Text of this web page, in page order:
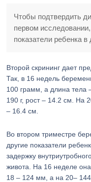
Чтобы подтвердить
первом
показатели ребенка в
Второй скрининг дает
Так, в 16 недель
100 грамм, а длина
190 г, рост – 14.2 см. На
– 16.4 см.
Во втором триместре
другие показатели
задержку
живота. На 16 неделе
18 – 124 мм, а на 20–